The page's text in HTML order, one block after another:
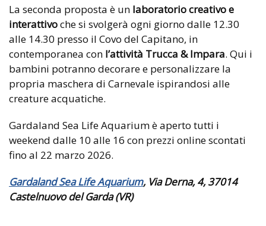
La seconda proposta è un laboratorio creativo e
interattivoche si svolgerà ogni giorno dalle 12.30
alle 14.30 presso il Covo del Capitano, in
contemporanea con l’attività Trucca & Impara. Qui i
bambini potranno decorare e personalizzare la
propria maschera di Carnevale ispirandosi alle
creature acquatiche.
Gardaland Sea Life Aquarium è aperto tutti i
weekend dalle 10 alle 16 con prezzi online scontati
fino al 22 marzo 2026.
Gardaland Sea Life Aquarium, Via Derna, 4, 37014
Castelnuovo del Garda (VR)